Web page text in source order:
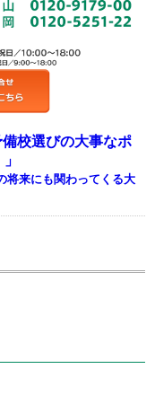
校選びの大事なポ
将来にも関わってくる大